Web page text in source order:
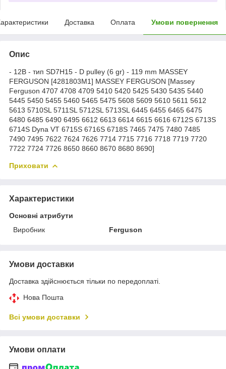
Доставка Оплата Умови повернення
Опис
- 12В - тип SD7H15 - D pulley (6 gr) - 119 mm MASSEY
FERGUSON [4281803M1] MASSEY FERGUSON [Massey
Ferguson 4707 4708 4709 5410 5420 5425 5430 5435 5440
5445 5450 5455 5460 5465 5475 5608 5609 5610 5611 5612
5613 5710SL 5711SL 5712SL 5713SL 6445 6455 6465 6475
6480 6485 6490 6495 6612 6613 6614 6615 6616 6712S 6713S
6714S Dyna VT 6715S 6716S 6718S 7465 7475 7480 7485
7490 7495 7622 7624 7626 7714 7715 7716 7718 7719 7720
7722 7724 7726 8650 8660 8670 8680 8690]
Приховати
Характеристики
Основні атрибути
Виробник
Ferguson
Умови доставки
Доставка здійснюється тільки по передоплаті.
Нова Пошта
Всі умови доставки
Умови оплати